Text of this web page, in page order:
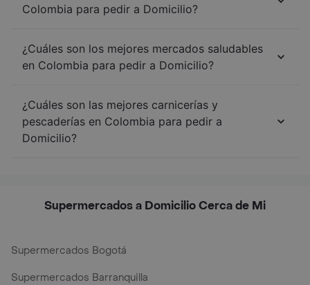
Colombia para pedir a Domicilio?
¿Cuáles son los mejores mercados saludables
en Colombia para pedir a Domicilio?
¿Cuáles son las mejores carnicerías y
pescaderías en Colombia para pedir a
Domicilio?
Supermercados a Domicilio Cerca de Mi
Supermercados Bogotá
Supermercados Barranquilla